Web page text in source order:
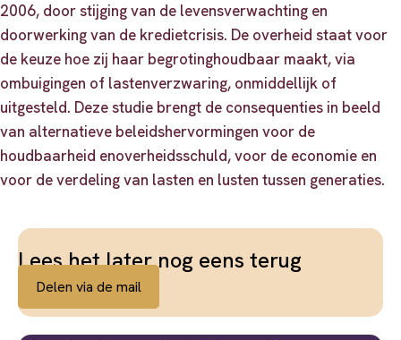
2006, door stijging van de levensverwachting en
doorwerking van de kredietcrisis. De overheid staat voor
de keuze hoe zij haar begrotinghoudbaar maakt, via
ombuigingen of lastenverzwaring, onmiddellijk of
uitgesteld. Deze studie brengt de consequenties in beeld
van alternatieve beleidshervormingen voor de
houdbaarheid enoverheidsschuld, voor de economie en
voor de verdeling van lasten en lusten tussen generaties.
Lees het later nog eens terug
Delen via de mail